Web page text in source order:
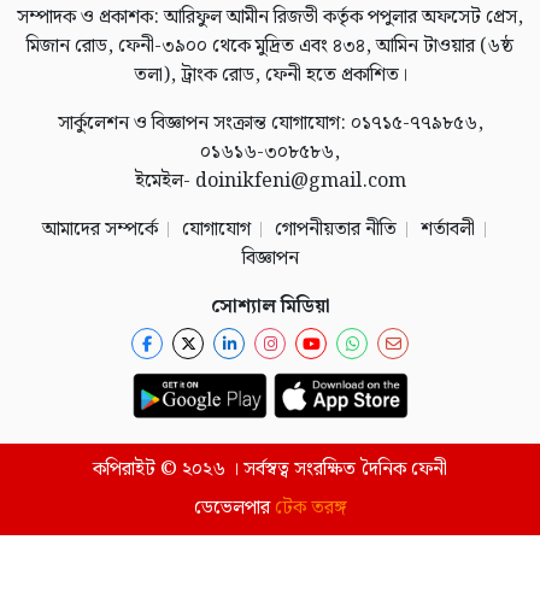
সম্পাদক ও প্রকাশক: আরিফুল আমীন রিজভী কর্তৃক পপুলার অফসেট প্রেস,
মিজান রোড, ফেনী-৩৯০০ থেকে মুদ্রিত এবং ৪৩৪, আমিন টাওয়ার (৬ষ্ঠ
তলা), ট্রাংক রোড, ফেনী হতে প্রকাশিত।
সার্কুলেশন ও বিজ্ঞাপন সংক্রান্ত যোগাযোগ: ০১৭১৫-৭৭৯৮৫৬,
০১৬১৬-৩০৮৫৮৬,
ইমেইল- doinikfeni@gmail.com
আমাদের সম্পর্কে
যোগাযোগ গোপনীয়তার নীতি
শর্তাবলী
বিজ্ঞাপন
সোশ্যাল মিডিয়া
কপিরাইট © ২০২৬ । সর্বস্বত্ব সংরক্ষিত দৈনিক ফেনী
ডেভেলপারটেক তরঙ্গ